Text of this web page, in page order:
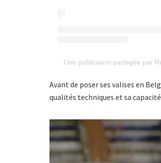
Une publication partagée par
Avant de poser ses valises en
qualités techniques et sa